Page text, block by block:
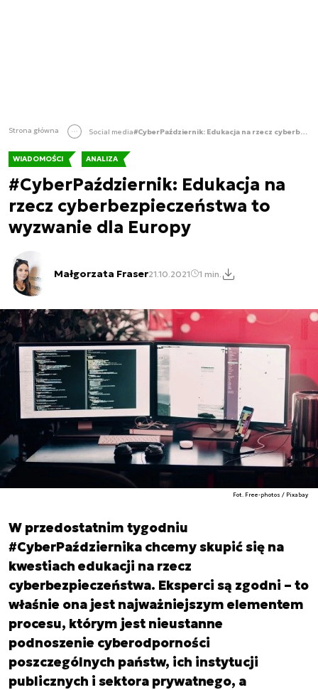
Strona główna Social media #CyberPaździernik: Edukacja na rzecz cyberbezpieczeństwa to wyzwanie dla Europy
WIADOMOŚCI ANALIZA
#CyberPaździernik: Edukacja na
rzecz cyberbezpieczeństwa to
wyzwanie dla Europy
Małgorzata Fraser21.10.2021 1 min.
Fot. Free-photos / Pixabay
W przedostatnim tygodniu
#CyberPaździernika chcemy skupić się na
kwestiach edukacji na rzecz
cyberbezpieczeństwa. Eksperci są zgodni – to
właśnie ona jest najważniejszym elementem
procesu, którym jest nieustanne
podnoszenie cyberodporności
poszczególnych państw, ich instytucji
publicznych i sektora prywatnego, a